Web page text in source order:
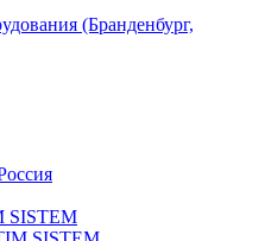
(Бранденбург,
SISTEM